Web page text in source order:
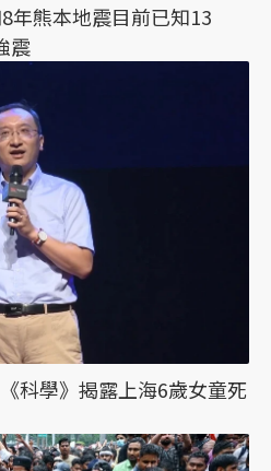
年熊本地震目前已知13
震
科學》揭露上海6歲女童死